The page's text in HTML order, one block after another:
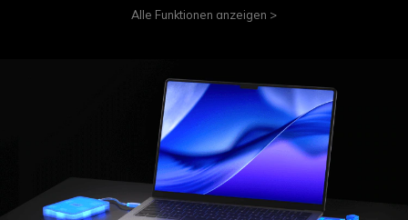
Alle Funktionen anzeigen >